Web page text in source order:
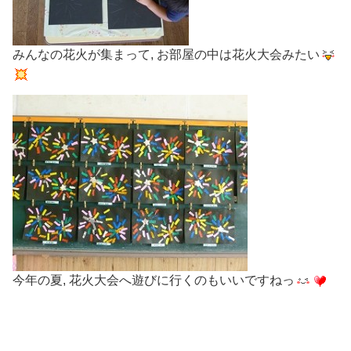
みんなの花火が集まって, お部屋の中は花火大会みたい
今年の夏, 花火大会へ遊びに行くのもいいですねっ